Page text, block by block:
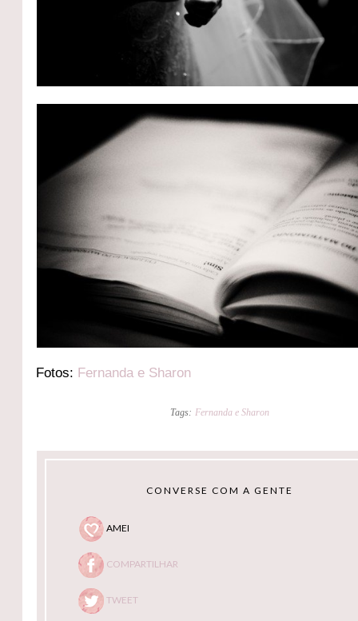
Fotos: Fernanda e Sharon
Tags: Fernanda e Sharon
CONVERSE COM A GENTE
AMEI
COMPARTILHAR
TWEET